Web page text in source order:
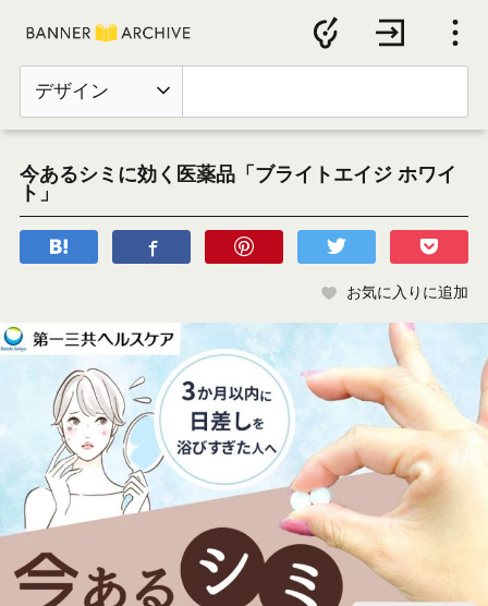
デザイン
今あるシミに効く医薬品「ブライトエイジ ホワイ
ト」
お気に入りに追加